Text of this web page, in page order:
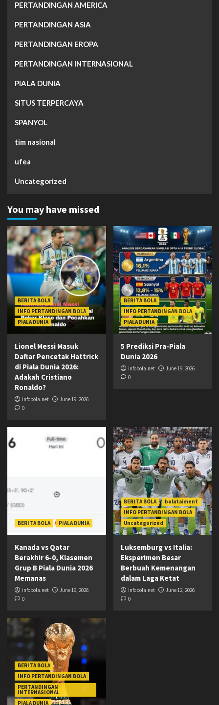
PERTANDINGAN AMERICA
PERTANDINGAN ASIA
PERTANDINGAN EROPA
PERTANDINGAN INTERNASIONAL
PIALA DUNIA
SITUS TERPERCAYA
SPANYOL
tim nasional
ufea
Uncategorized
You may have missed
BERITA BOLA
INFO PERTANDINGAN BOLA
PIALA DUNIA
Lionel Messi Masuk
Daftar Pencetak Hattrick
di Piala Dunia 2026:
Adakah Cristiano
Ronaldo?
infobola.net
June 19, 2026
0
BERITA BOLA
INFO PERTANDINGAN BOLA
PIALA DUNIA
5 Prediksi Pra-Piala
Dunia 2026
infobola.net
June 19, 2026
0
BERITA BOLA PIALA DUNIA
Kanada vs Qatar
Berakhir 6-0, Klasemen
Grup B Piala Dunia 2026
Memanas
infobola.net
June 19, 2026
0
BERITA BOLA
bolataiment
INFO PERTANDINGAN BOLA
Uncategorized
Luksemburg vs Italia:
Eksperimen Besar
Berbuah Kemenangan
dalam Laga Ketat
infobola.net
June 12, 2026
0
BERITA BOLA
INFO PERTANDINGAN BOLA
PERTANDINGAN
INTERNASIONAL
PIALA DUNIA